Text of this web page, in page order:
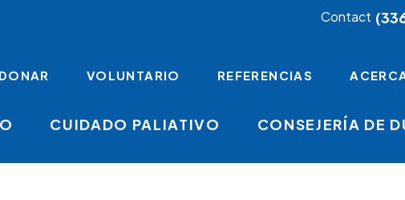
CUIDADO PALIATIVO CONSEJERÍA DE
DONAR VOLUNTARIO REFERENCIAS
Contact